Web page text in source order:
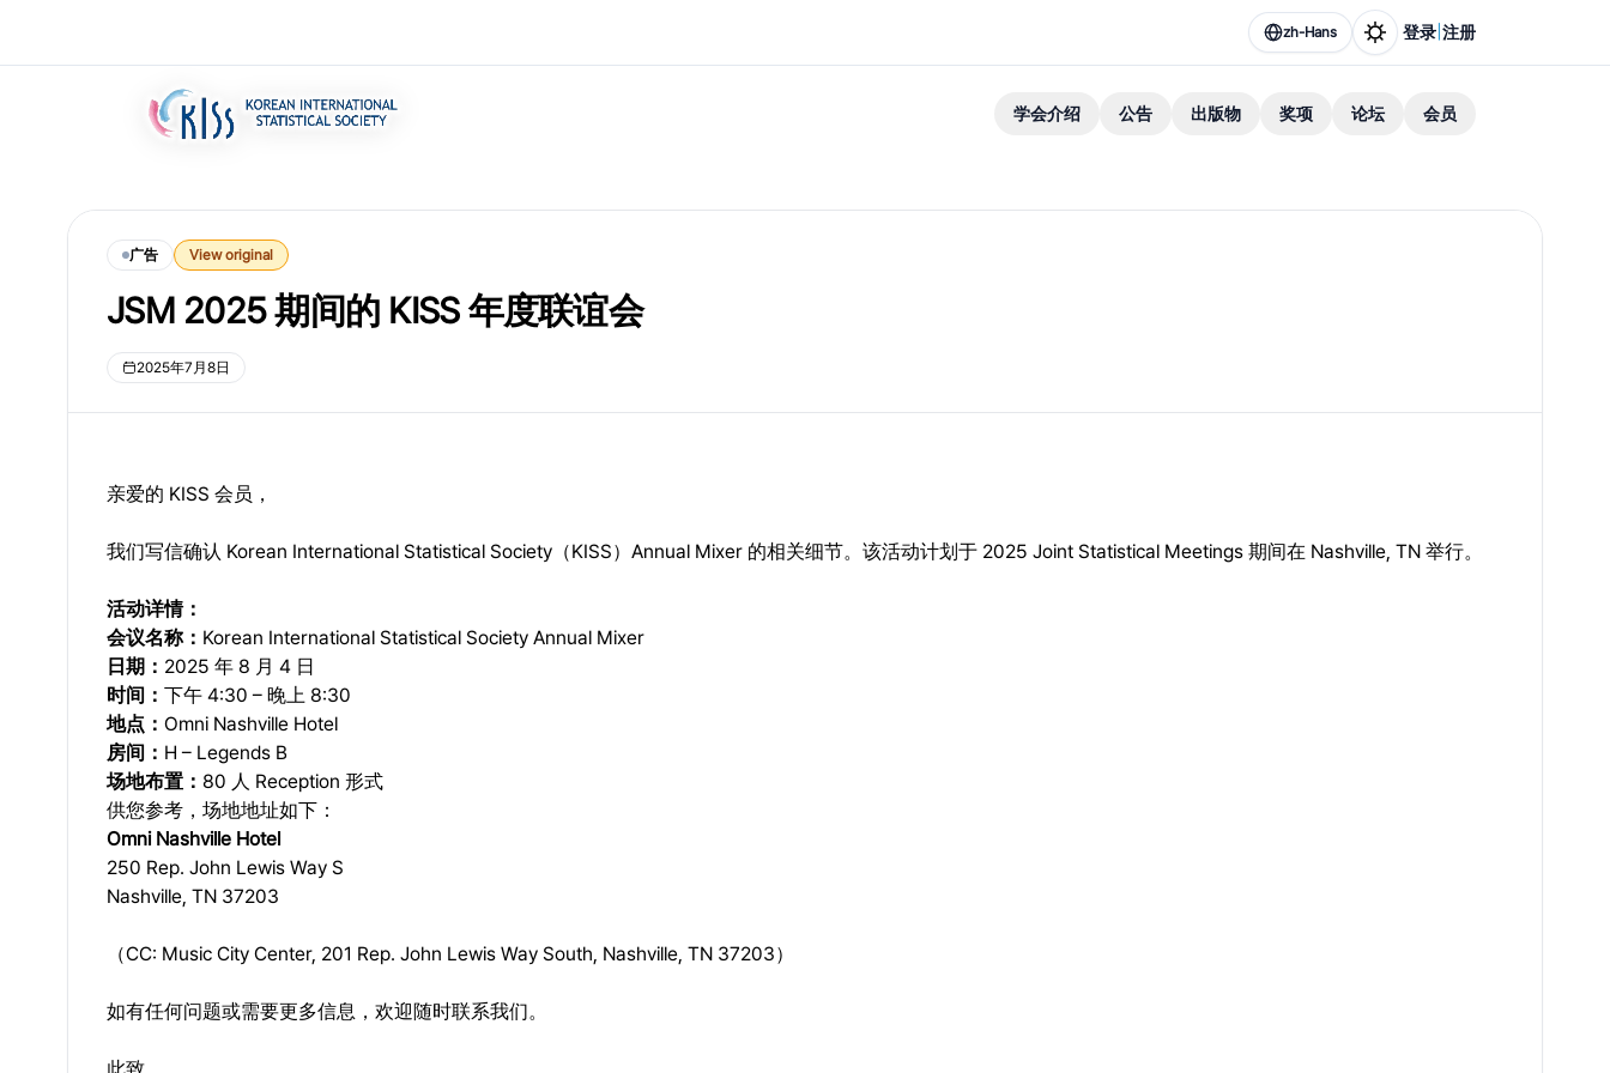
zh-Hans 登录 注册
学会介绍 公告 出版物 奖项 论坛 会员
广告 View original
JSM 2025 期间的 KISS 年度联谊会
2025年7月8日
亲爱的 KISS 会员，
我们写信确认 Korean International Statistical Society（KISS）Annual Mixer 的相关细节。该活动计划于 2025 Joint Statistical Meetings 期间在 Nashville, TN 举行。
活动详情：
会议名称： Korean International Statistical Society Annual Mixer
日期： 2025 年 8 月 4 日
时间： 下午 4:30 – 晚上 8:30
地点： Omni Nashville Hotel
房间： H – Legends B
场地布置： 80 人 Reception 形式
供您参考，场地地址如下：
Omni Nashville Hotel
250 Rep. John Lewis Way S
Nashville, TN 37203
（CC: Music City Center, 201 Rep. John Lewis Way South, Nashville, TN 37203）
如有任何问题或需要更多信息，欢迎随时联系我们。